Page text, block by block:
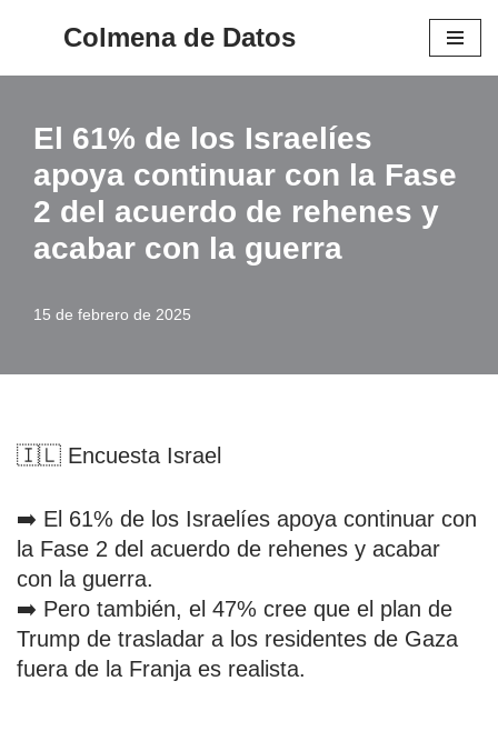
Colmena de Datos
El 61% de los Israelíes
apoya continuar con la Fase
2 del acuerdo de rehenes y
acabar con la guerra
15 de febrero de 2025
🇮🇱 Encuesta Israel
➡️ El 61% de los Israelíes apoya continuar con
la Fase 2 del acuerdo de rehenes y acabar
con la guerra.
➡️ Pero también, el 47% cree que el plan de
Trump de trasladar a los residentes de Gaza
fuera de la Franja es realista.